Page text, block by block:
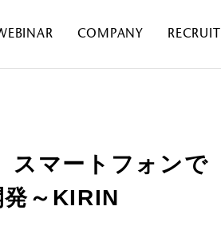
COMPANY RECRUIT
スマートフォンで
～KIRIN